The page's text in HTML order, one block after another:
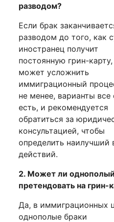
разводом?
Если брак
разводом до того, как
иностранец получит
постоянную грин-карту,
может усложнить
иммиграционный
не менее, варианты
есть, и рекомендуется
обратиться за
консультацией, чтобы
определить наилучший
действий.
2. Может ли
претендовать на грин-
Да, в иммиграционных
однополые браки